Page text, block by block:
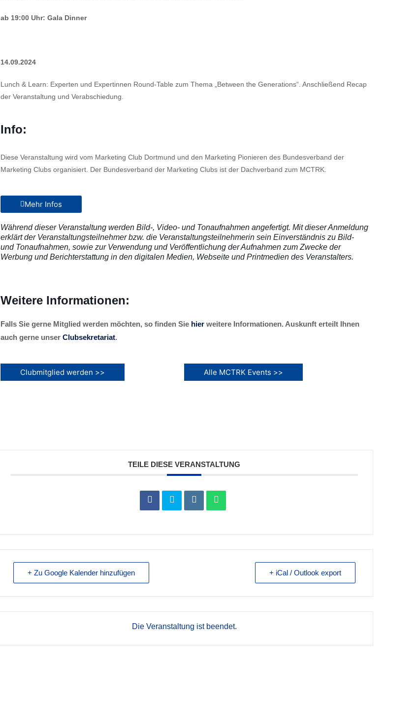
ab 19:00 Uhr: Gala Dinner
14.09.2024
Lunch & Learn: Experten und Expertinnen Round-Table zum Thema „Between the Generations“. Anschließend Recap
der Veranstaltung und Verabschiedung.
Info:
Diese Veranstaltung wird vom Marketing Club Dortmund und den Marketing Pionieren des Bundesverband der
Marketing Clubs organisiert. Der Bundesverband der Marketing Clubs ist der Dachverband zum MCTRK.
Mehr Infos
Während dieser Veranstaltung werden Bild-, Video- und Tonaufnahmen angefertigt. Mit dieser Anmeldung
erklärt der Veranstaltungsteilnehmer bzw. die Veranstaltungsteilnehmerin sein Einverständnis zu Bild-
und Tonaufnahmen, sowie zur Verwendung und Veröffentlichung der Aufnahmen zum Zwecke der
Werbung und Berichterstattung in den digitalen Medien, Webseite und Printmedien des Veranstalters.
Weitere Informationen:
Falls Sie gerne Mitglied werden möchten, so finden Sie hierweitere Informationen. Auskunft erteilt Ihnen
auch gerne unser Clubsekretariat.
Clubmitglied werden >> Alle MCTRK Events >>
TEILE DIESE VERANSTALTUNG
+ Zu Google Kalender hinzufügen + iCal / Outlook export
Die Veranstaltung ist beendet.